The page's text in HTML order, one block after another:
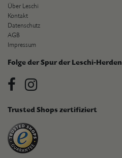
Über Leschi
Kontakt
Datenschutz
AGB
Impressum
Folge der Spur der Leschi-Herden
Trusted Shops zertifiziert